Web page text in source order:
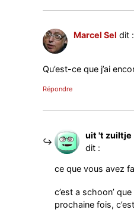
Marcel Sel dit :
Qu’est-ce que j’ai
Répondre
uit 't zuiltje
dit :
ce que vous avez
c’est a schoon’
prochaine fois,